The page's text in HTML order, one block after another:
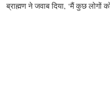
ब्राह्मण ने जवाब दिया, ‘मैं कुछ लोगों